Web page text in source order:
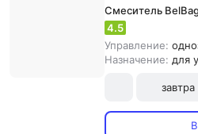
Смеситель
4.5
Управление:
Назначение: для
завтра